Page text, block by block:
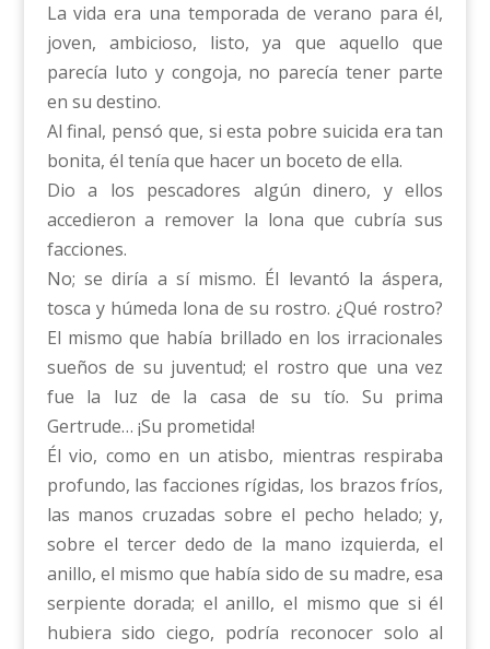
La vida era una temporada de verano para él,
joven, ambicioso, listo, ya que aquello que
parecía luto y congoja, no parecía tener parte
en su destino.
Al final, pensó que, si esta pobre suicida era tan
bonita, él tenía que hacer un boceto de ella.
Dio a los pescadores algún dinero, y ellos
accedieron a remover la lona que cubría sus
facciones.
No; se diría a sí mismo. Él levantó la áspera,
tosca y húmeda lona de su rostro. ¿Qué rostro?
El mismo que había brillado en los irracionales
sueños de su juventud; el rostro que una vez
fue la luz de la casa de su tío. Su prima
Gertrude… ¡Su prometida!
Él vio, como en un atisbo, mientras respiraba
profundo, las facciones rígidas, los brazos fríos,
las manos cruzadas sobre el pecho helado; y,
sobre el tercer dedo de la mano izquierda, el
anillo, el mismo que había sido de su madre, esa
serpiente dorada; el anillo, el mismo que si él
hubiera sido ciego, podría reconocer solo al